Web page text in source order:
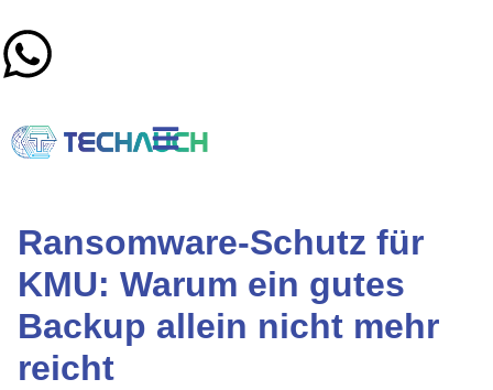
Ransomware-Schutz für
KMU: Warum ein gutes
Backup allein nicht mehr
reicht